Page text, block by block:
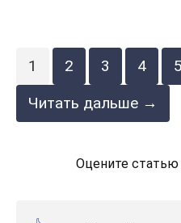
1 2 3 4 5
Читать дальше →
Оцените статью